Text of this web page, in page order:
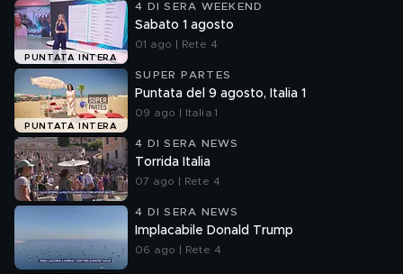
PUNTATA INTERA
4 DI SERA WEEKEND
Sabato 1 agosto
01 ago | Rete 4
PUNTATA INTERA
SUPER PARTES
Puntata del 9 agosto, Italia 1
09 ago | Italia 1
4 DI SERA NEWS
Torrida Italia
07 ago | Rete 4
4 DI SERA NEWS
Implacabile Donald Trump
06 ago | Rete 4